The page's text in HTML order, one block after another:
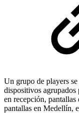
Un grupo de players
dispositivos agrupados
en recepción,
pantallas en Medellín,